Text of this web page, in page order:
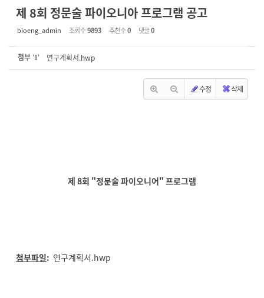
학부생 국제학술대회 참관프로그램
제 8회 정문술 파이오니아 프로그램 공고
bioeng_admin 조회 수9893 추천 수0 댓글0
첨부 '1' 연구계획서.hwp
수정 삭제
제 8회 "정문술 파이오니어" 프로그램
첨부파일: 연구계획서.hwp